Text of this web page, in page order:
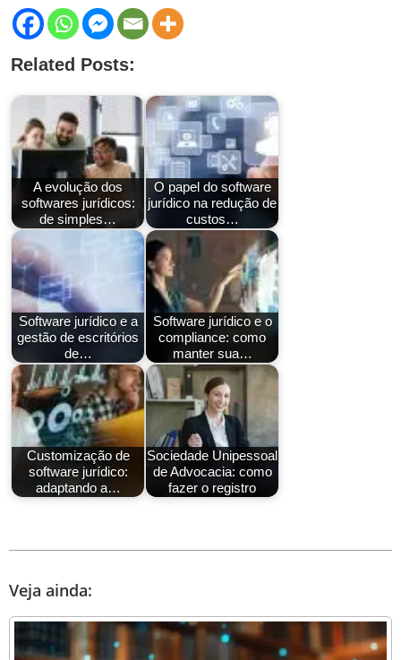
Related Posts:
A evolução dos
softwares jurídicos:
de simples…
O papel do software
jurídico na redução de
custos…
Software jurídico e a
gestão de escritórios
de…
Software jurídico e o
compliance: como
manter sua…
Customização de
software jurídico:
adaptando a…
Sociedade Unipessoal
de Advocacia: como
fazer o registro
Veja ainda: